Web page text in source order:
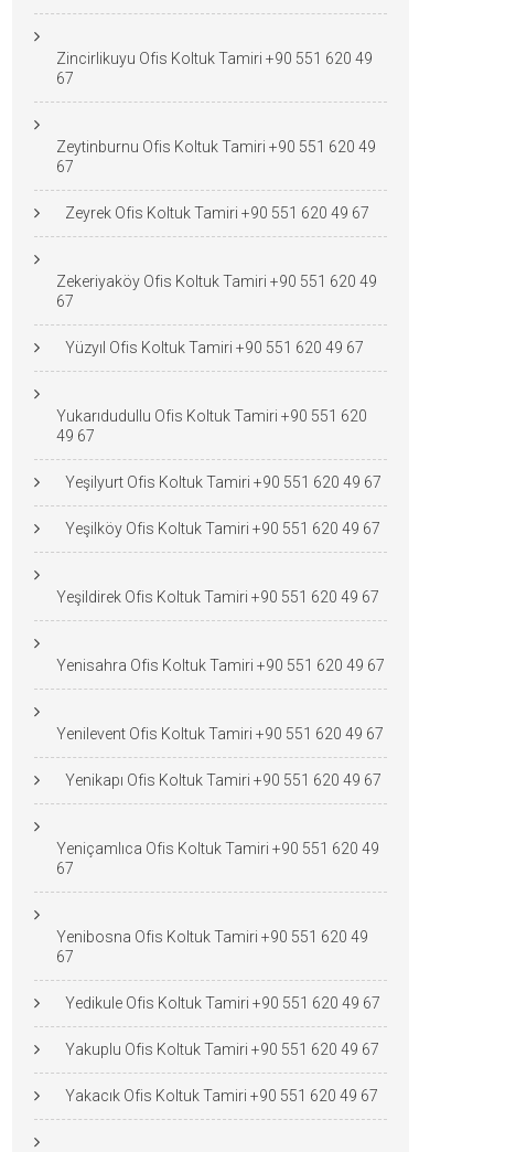
Zincirlikuyu Ofis Koltuk Tamiri +90 551 620 49
67
Zeytinburnu Ofis Koltuk Tamiri +90 551 620 49
67
Zeyrek Ofis Koltuk Tamiri +90 551 620 49 67
Zekeriyaköy Ofis Koltuk Tamiri +90 551 620 49
67
Yüzyıl Ofis Koltuk Tamiri +90 551 620 49 67
Yukarıdudullu Ofis Koltuk Tamiri +90 551 620
49 67
Yeşilyurt Ofis Koltuk Tamiri +90 551 620 49 67
Yeşilköy Ofis Koltuk Tamiri +90 551 620 49 67
Yeşildirek Ofis Koltuk Tamiri +90 551 620 49 67
Yenisahra Ofis Koltuk Tamiri +90 551 620 49 67
Yenilevent Ofis Koltuk Tamiri +90 551 620 49 67
Yenikapı Ofis Koltuk Tamiri +90 551 620 49 67
Yeniçamlıca Ofis Koltuk Tamiri +90 551 620 49
67
Yenibosna Ofis Koltuk Tamiri +90 551 620 49
67
Yedikule Ofis Koltuk Tamiri +90 551 620 49 67
Yakuplu Ofis Koltuk Tamiri +90 551 620 49 67
Yakacık Ofis Koltuk Tamiri +90 551 620 49 67